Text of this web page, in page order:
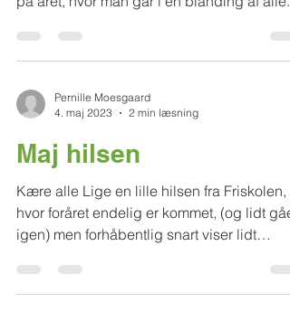
ind frem mod sommerferien. Det er denne
på året, hvor man går i en blanding af alle...
4. maj 2023
Maj hilsen
Kære alle Lige en lille hilsen fra Friskolen,
hvor foråret endelig er kommet, (og lidt gået
igen) men forhåbentlig snart viser lidt